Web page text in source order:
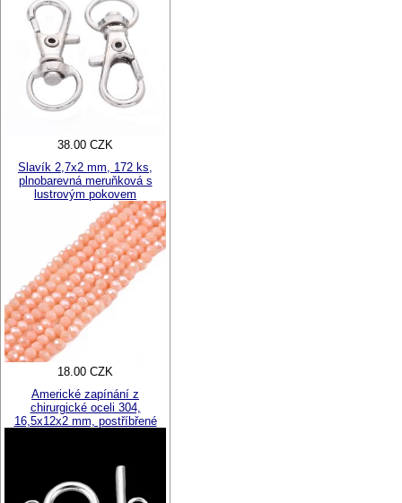
38.00 CZK
Slavík 2,7x2 mm, 172 ks,
plnobarevná meruňková s
lustrovým pokovem
18.00 CZK
Americké zapínání z
chirurgické oceli 304,
16,5x12x2 mm, postříbřené